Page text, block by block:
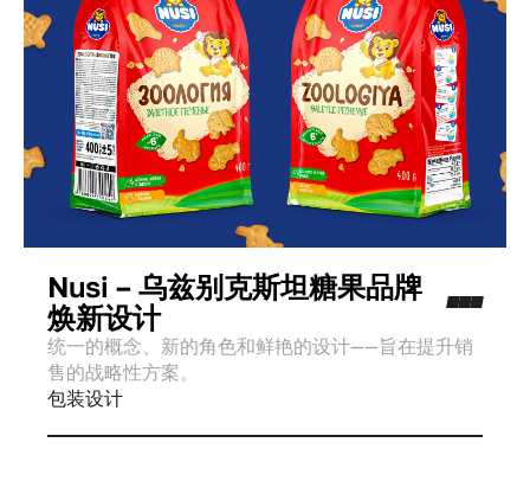
Nusi – 乌兹别克斯坦糖果品牌
焕新设计
统一的概念、新的角色和鲜艳的设计——旨在提升销
售的战略性方案。
包装设计